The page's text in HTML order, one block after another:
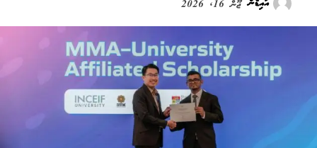
އައިޑެން ޖޫން 16, 2026